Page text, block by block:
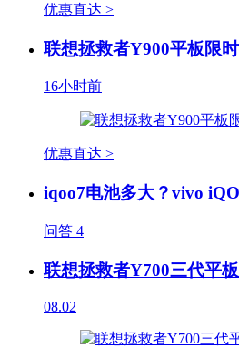
优惠直达 >
联想拯救者Y900平板限
16小时前
优惠直达 >
iqoo7电池多大？vivo
问答 4
联想拯救者Y700三代平板
08.02